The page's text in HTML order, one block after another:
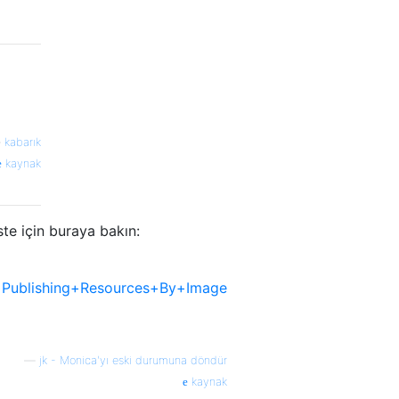
kabarık
kaynak
için buraya bakın:
jk - Monica'yı eski durumuna döndür
kaynak